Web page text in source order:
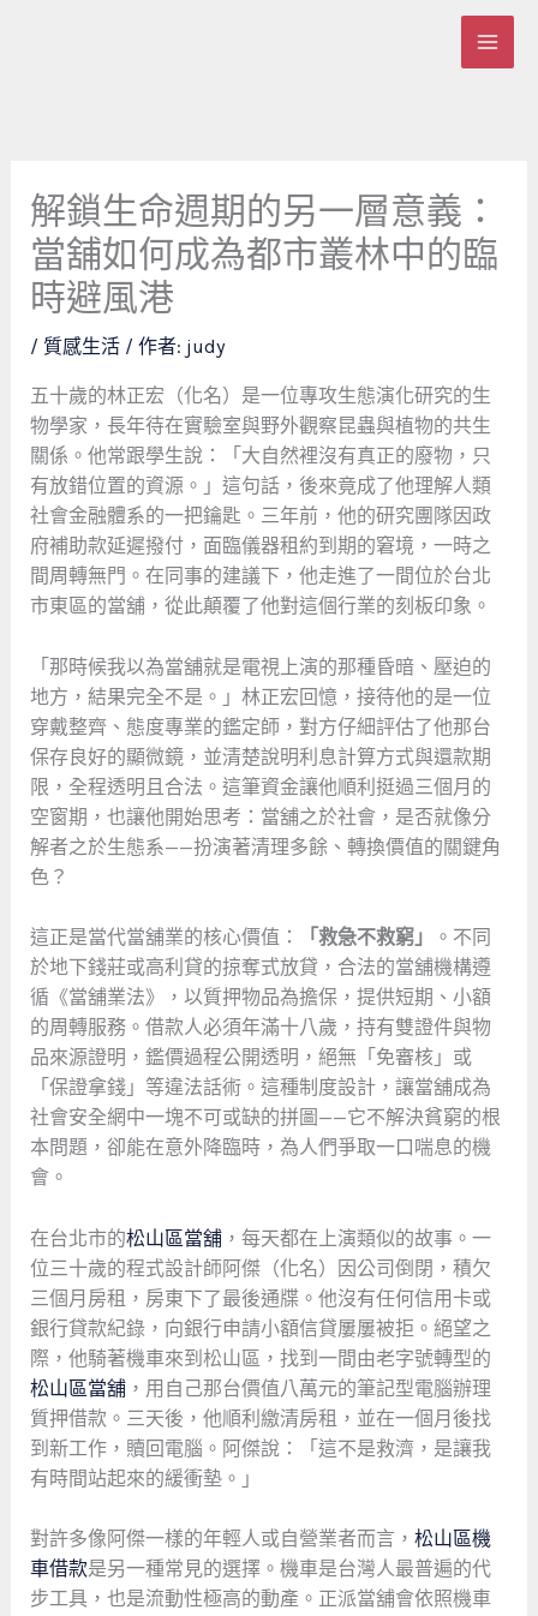
解鎖生命週期的另一層意義：
當舖如何成為都市叢林中的臨
時避風港
/ 質感生活/ 作者: judy
五十歲的林正宏（化名）是一位專攻生態演化研究的生
物學家，長年待在實驗室與野外觀察昆蟲與植物的共生
關係。他常跟學生說：「大自然裡沒有真正的廢物，只
有放錯位置的資源。」這句話，後來竟成了他理解人類
社會金融體系的一把鑰匙。三年前，他的研究團隊因政
府補助款延遲撥付，面臨儀器租約到期的窘境，一時之
間周轉無門。在同事的建議下，他走進了一間位於台北
市東區的當舖，從此顛覆了他對這個行業的刻板印象。
「那時候我以為當舖就是電視上演的那種昏暗、壓迫的
地方，結果完全不是。」林正宏回憶，接待他的是一位
穿戴整齊、態度專業的鑑定師，對方仔細評估了他那台
保存良好的顯微鏡，並清楚說明利息計算方式與還款期
限，全程透明且合法。這筆資金讓他順利挺過三個月的
空窗期，也讓他開始思考：當舖之於社會，是否就像分
解者之於生態系——扮演著清理多餘、轉換價值的關鍵角
色？
這正是當代當舖業的核心價值： 「救急不救窮」
。不同
於地下錢莊或高利貸的掠奪式放貸，合法的當舖機構遵
循《當舖業法》，以質押物品為擔保，提供短期、小額
的周轉服務。借款人必須年滿十八歲，持有雙證件與物
品來源證明，鑑價過程公開透明，絕無「免審核」或
「保證拿錢」等違法話術。這種制度設計，讓當舖成為
社會安全網中一塊不可或缺的拼圖——它不解決貧窮的根
本問題，卻能在意外降臨時，為人們爭取一口喘息的機
會。
在台北市的松山區當舖，每天都在上演類似的故事。一
位三十歲的程式設計師阿傑（化名）因公司倒閉，積欠
三個月房租，房東下了最後通牒。他沒有任何信用卡或
銀行貸款紀錄，向銀行申請小額信貸屢屢被拒。絕望之
際，他騎著機車來到松山區，找到一間由老字號轉型的
松山區當舖，用自己那台價值八萬元的筆記型電腦辦理
質押借款。三天後，他順利繳清房租，並在一個月後找
到新工作，贖回電腦。阿傑說：「這不是救濟，是讓我
有時間站起來的緩衝墊。」
對許多像阿傑一樣的年輕人或自營業者而言， 松山區機
車借款是另一種常見的選擇。機車是台灣人最普遍的代
步工具，也是流動性極高的動產。正派當舖會依照機車